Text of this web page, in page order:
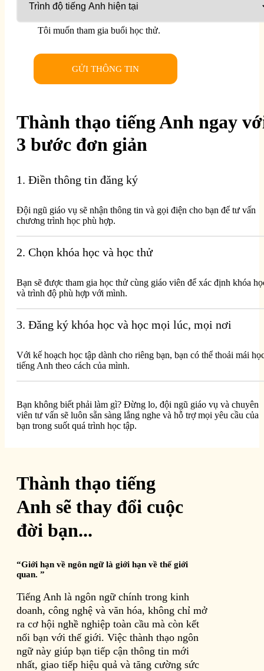
Tôi muốn tham gia buổi học thử.
GỬI THÔNG TIN
Thành thạo tiếng Anh ngay
3 bước đơn giản
1. Điền thông tin đăng ký
Đội ngũ giáo vụ sẽ nhận thông tin và gọi điện cho bạn để tư vấn
chương trình học phù hợp.
2. Chọn khóa học và học thử
Bạn sẽ được tham gia học thử cùng giáo viên để xác định khóa
và trình độ phù hợp với mình.
3. Đăng ký khóa học và học mọi lúc, mọi nơi
Với kế hoạch học tập dành cho riêng bạn, bạn có thể thoải mái
tiếng Anh theo cách của mình.
Bạn không biết phải làm gì? Đừng lo, đội ngũ giáo vụ và chuyên
viên tư vấn sẽ luôn sẵn sàng lắng nghe và hỗ trợ mọi yêu cầu của
bạn trong suốt quá trình học tập.
Thành thạo tiếng
Anh sẽ thay đổi cuộc
đời bạn...
“Giới hạn về ngôn ngữ là giới hạn về thế giới
quan. ”
Tiếng Anh là ngôn ngữ chính trong kinh
doanh, công nghệ và văn hóa, không chỉ mở
ra cơ hội nghề nghiệp toàn cầu mà còn kết
nối bạn với thế giới. Việc thành thạo ngôn
ngữ này giúp bạn tiếp cận thông tin mới
nhất, giao tiếp hiệu quả và tăng cường sức